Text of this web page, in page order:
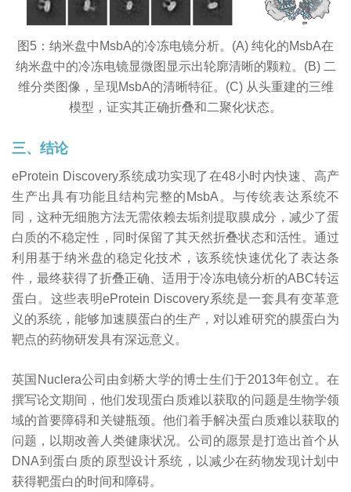
图5：纳米盘中MsbA的冷冻电镜分析。(A) 纯化的MsbA在
纳米盘中的冷冻电镜显微图显示出轮廓清晰的颗粒。(B) 二
维分类图像，呈现MsbA的清晰特征。(C) 从头重建的三维
模型，证实其正确折叠和二聚化状态。
三、结论
eProtein Discovery系统成功实现了在48小时内快速、高产
生产出具有功能且结构完整的MsbA。与传统表达系统不
同，这种无细胞方法无需依赖去垢剂提取膜成分，减少了蛋
白质的不稳定性，同时保留了其天然折叠状态和活性。通过
利用基于纳米盘的稳定化技术，该系统快速优化了表达条
件，最终获得了折叠正确、适用于冷冻电镜分析的ABC转运
蛋白。这些表明eProtein Discovery系统是一套具有变革意
义的系统，能够加速膜蛋白的生产，对以难研究的膜蛋白为
靶点的药物研发具有深远意义。
英国Nuclera公司由剑桥大学的博士生们于2013年创立。在
撰写论文期间，他们发现蛋白质难以获取的问题是生物学领
域的首要障碍和关键瓶颈。他们着手解决蛋白质难以获取的
问题，以期改善人类健康状况。公司的愿景是打造出首个从
DNA到蛋白质的原型设计系统，以减少在药物发现计划中
获得靶蛋白的时间和障碍。